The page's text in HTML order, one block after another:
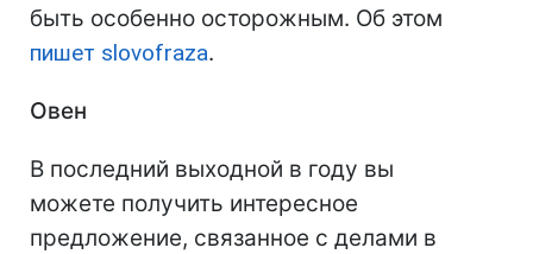
быть особенно осторожным. Об этом
пишет slovofraza.
Овен
В последний выходной в году вы
можете получить интересное
предложение, связанное с делами в